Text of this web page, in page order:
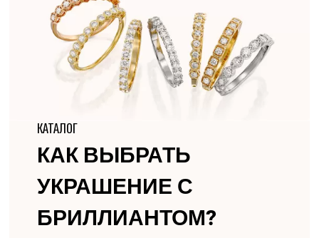
КАТАЛОГ
КАК ВЫБРАТЬ
УКРАШЕНИЕ С
БРИЛЛИАНТОМ?